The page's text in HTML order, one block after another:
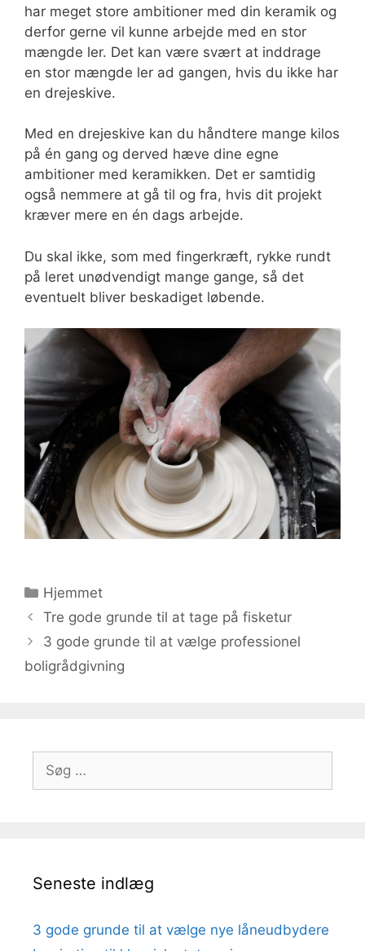
har meget store ambitioner med din keramik og
derfor gerne vil kunne arbejde med en stor
mængde ler. Det kan være svært at inddrage
en stor mængde ler ad gangen, hvis du ikke har
en drejeskive.
Med en drejeskive kan du håndtere mange kilos
på én gang og derved hæve dine egne
ambitioner med keramikken. Det er samtidig
også nemmere at gå til og fra, hvis dit projekt
kræver mere en én dags arbejde.
Du skal ikke, som med fingerkræft, rykke rundt
på leret unødvendigt mange gange, så det
eventuelt bliver beskadiget løbende.
Kategorier
Hjemmet
Tre gode grunde til at tage på fisketur
3 gode grunde til at vælge professionel
boligrådgivning
efter:
Seneste indlæg
3 gode grunde til at vælge nye låneudbydere